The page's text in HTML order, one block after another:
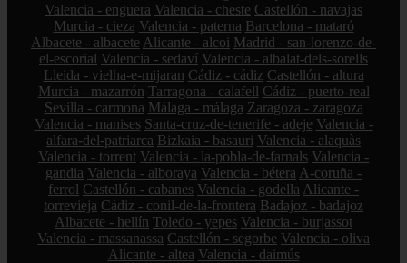
Valencia - enguera Valencia - cheste Castellón - navajas
Murcia - cieza Valencia - paterna Barcelona - mataró
Albacete - albacete Alicante - alcoi Madrid - san-lorenzo-de-
el-escorial Valencia - sedaví Valencia - albalat-dels-sorells
Lleida - vielha-e-mijaran Cádiz - cádiz Castellón - altura
Murcia - mazarrón Tarragona - calafell Cádiz - puerto-real
Sevilla - carmona Málaga - málaga Zaragoza - zaragoza
Valencia - manises Santa-cruz-de-tenerife - adeje Valencia -
alfara-del-patriarca Bizkaia - basauri Valencia - alaquàs
Valencia - torrent Valencia - la-pobla-de-farnals Valencia -
gandia Valencia - alboraya Valencia - bétera A-coruña -
ferrol Castellón - cabanes Valencia - godella Alicante -
torrevieja Cádiz - conil-de-la-frontera Badajoz - badajoz
Albacete - hellín Toledo - yepes Valencia - burjassot
Valencia - massanassa Castellón - segorbe Valencia - oliva
Alicante - altea Valencia - daimús